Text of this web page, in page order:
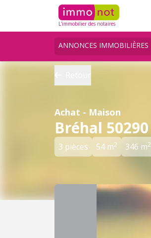
L'immobilier des notaires
ANNONCES IMMOBILIÈRES
Achat - Maison
Bréhal 50290
3 pièces 54 m2 346 m2